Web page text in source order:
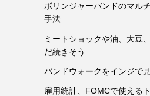
ボリンジャーバンドのマル
手法
ミートショックや油、大豆
だ続きそう
バンドウォークをインジで
雇用統計、FOMCで使える